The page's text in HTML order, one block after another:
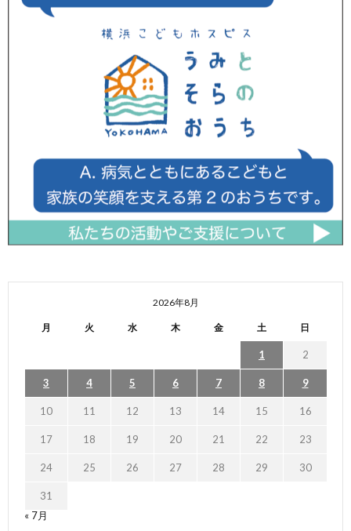
2026年8月
月 火 水 木 金 土 日
1 2
3 4 5 6 7 8 9
10 11 12 13 14 15 16
17 18 19 20 21 22 23
24 25 26 27 28 29 30
31
« 7月